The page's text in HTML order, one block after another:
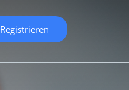
Registrieren